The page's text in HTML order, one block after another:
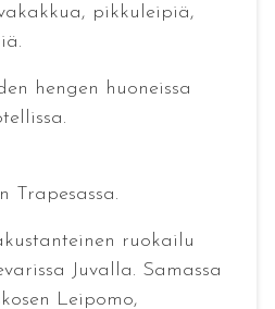
pikkuleipiä,
hengen huoneissa
Trapesassa.
ruokailu
Juvalla. Samassa
Leipomo,